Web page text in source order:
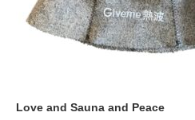
Love and Sauna and Peace